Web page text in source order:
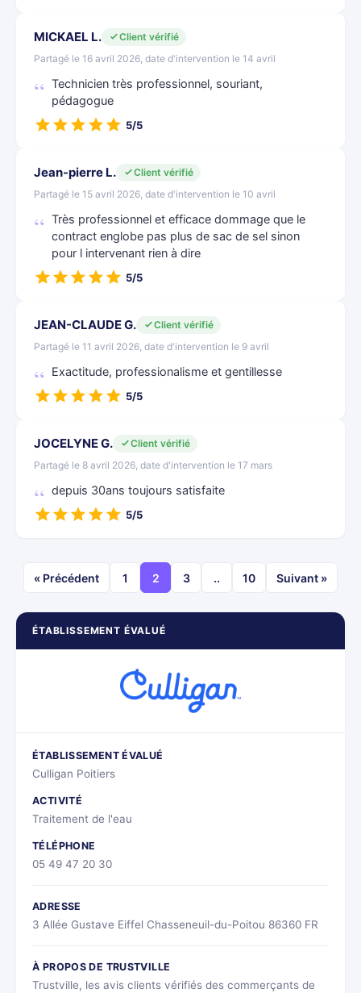
ÉTABLISSEMENT ÉVALUÉ
ÉTABLISSEMENT ÉVALUÉ
Culligan Poitiers
ACTIVITÉ
Traitement de l'eau
TÉLÉPHONE
05 49 47 20 30
ADRESSE
3 Allée Gustave Eiffel Chasseneuil-du-Poitou 86360 FR
À PROPOS DE TRUSTVILLE
Trustville, les avis clients vérifiés des commerçants de
MICKAEL L.
Client vérifié
Partagé le 16 avril 2026, date d'intervention le 14 avril
Technicien très professionnel, souriant,
pédagogue
5/5
Jean-pierre L.
Client vérifié
Partagé le 15 avril 2026, date d'intervention le 10 avril
Très professionnel et efficace dommage que le
contract englobe pas plus de sac de sel sinon
pour l intervenant rien à dire
5/5
JEAN-CLAUDE G.
Client vérifié
Partagé le 11 avril 2026, date d'intervention le 9 avril
Exactitude, professionalisme et gentillesse
5/5
JOCELYNE G.
Client vérifié
Partagé le 8 avril 2026, date d'intervention le 17 mars
depuis 30ans toujours satisfaite
5/5
« Précédent 1 2 3 .. 10 Suivant »